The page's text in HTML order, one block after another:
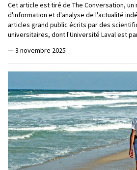
Cet article est tiré de The Conversation, un
d'information et d'analyse de l'actualité
articles grand public écrits par des
universitaires, dont l'Université Laval est
— 3 novembre 2025